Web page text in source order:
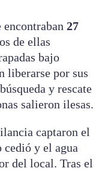
27
de ellas
bajo
liberarse por sus
y rescate
salieron ilesas.
captaron el
cedió y el agua
del local. Tras el